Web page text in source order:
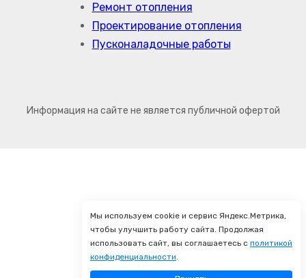
Ремонт отопления
Проектирование отопления
Пусконаладочные работы
Информация на сайте не является публичной офертой
Мы используем cookie и сервис Яндекс.Метрика,
чтобы улучшить работу сайта. Продолжая
использовать сайт, вы соглашаетесь с политикой
конфиденциальности.